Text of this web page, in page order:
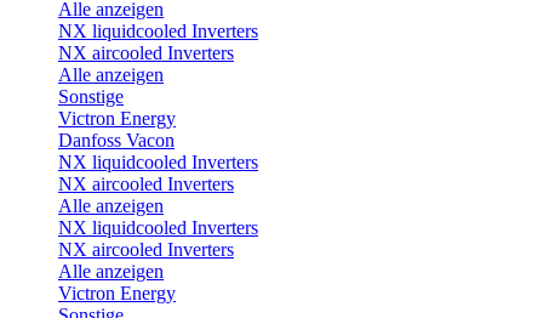
Alle anzeigen
NX liquidcooled Inverters
NX aircooled Inverters
Alle anzeigen
Sonstige
Victron Energy
Danfoss Vacon
NX liquidcooled Inverters
NX aircooled Inverters
Alle anzeigen
NX liquidcooled Inverters
NX aircooled Inverters
Alle anzeigen
Victron Energy